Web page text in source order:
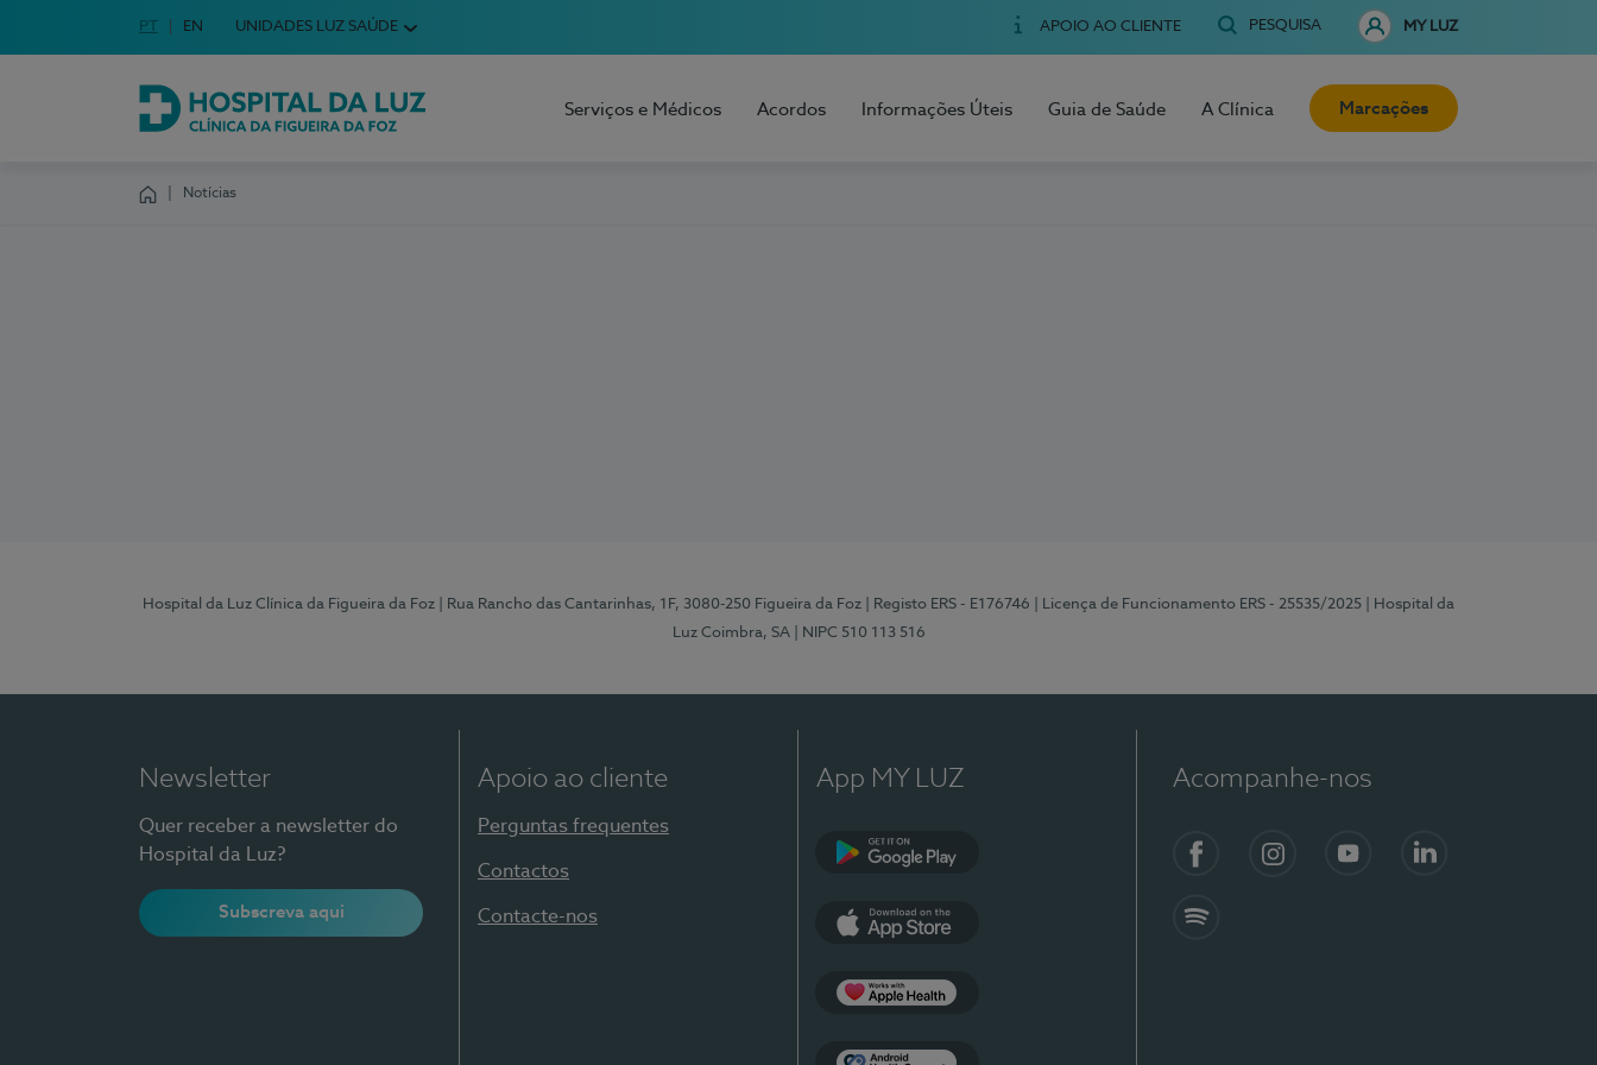
Escolha o seu idioma
Idioma em Português
PT English Language
EN UNIDADES LUZ SAÚDE APOIO AO CLIENTE PESQUISA MY LUZ
Hospital da Luz Clínica da Figueira da Foz
Serviços e Médicos Acordos Informações Úteis Guia de Saúde A Clínica Marcações
Notícias
Hospital da Luz Clínica da Figueira da Foz | Rua Rancho das Cantarinhas, 1F, 3080-250 Figueira da Foz | Registo ERS - E176746 | Licença de Funcionamento ERS - 25535/2025
| Hospital da
Luz Coimbra, SA
| NIPC 510 113 516
Newsletter
Quer receber a newsletter do
Hospital da Luz?
Subscreva aqui
Apoio ao cliente
Perguntas frequentes
Contactos
Contacte-nos
App MY LUZ Acompanhe-nos